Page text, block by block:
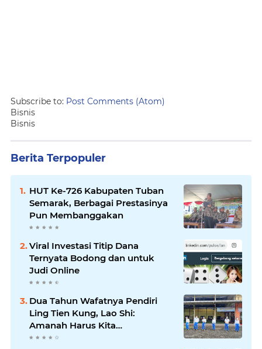
Subscribe to: Post Comments (Atom)
Bisnis
Bisnis
Berita Terpopuler
HUT Ke-726 Kabupaten Tuban
Semarak, Berbagai Prestasinya
Pun Membanggakan
Viral Investasi Titip Dana
Ternyata Bodong dan untuk
Judi Online
Dua Tahun Wafatnya Pendiri
Ling Tien Kung, Lao Shi:
Amanah Harus Kita
Laksanakan!